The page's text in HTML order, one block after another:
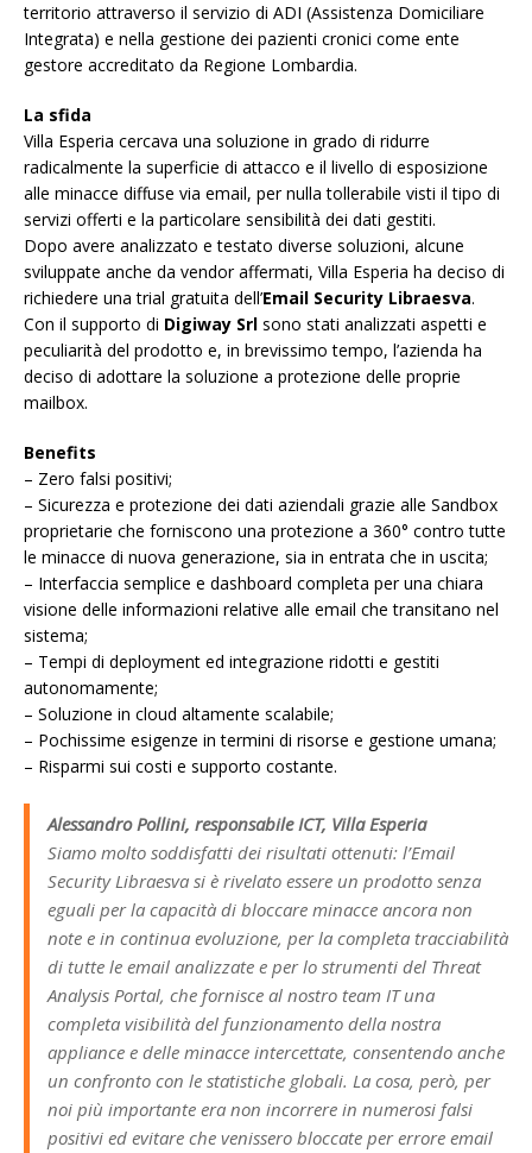
territorio attraverso il servizio di ADI (Assistenza Domiciliare
Integrata) e nella gestione dei pazienti cronici come ente
gestore accreditato da Regione Lombardia.
La sfida
Villa Esperia cercava una soluzione in grado di ridurre
radicalmente la superficie di attacco e il livello di esposizione
alle minacce diffuse via email, per nulla tollerabile visti il tipo di
servizi offerti e la particolare sensibilità dei dati gestiti.
Dopo avere analizzato e testato diverse soluzioni, alcune
sviluppate anche da vendor affermati, Villa Esperia ha deciso di
richiedere una trial gratuita dell’Email Security Libraesva.
Con il supporto di Digiway Srl sono stati analizzati aspetti e
peculiarità del prodotto e, in brevissimo tempo, l’azienda ha
deciso di adottare la soluzione a protezione delle proprie
mailbox.
Benefits
– Zero falsi positivi;
– Sicurezza e protezione dei dati aziendali grazie alle Sandbox
proprietarie che forniscono una protezione a 360° contro tutte
le minacce di nuova generazione, sia in entrata che in uscita;
– Interfaccia semplice e dashboard completa per una chiara
visione delle informazioni relative alle email che transitano nel
sistema;
– Tempi di deployment ed integrazione ridotti e gestiti
autonomamente;
– Soluzione in cloud altamente scalabile;
– Pochissime esigenze in termini di risorse e gestione umana;
– Risparmi sui costi e supporto costante.
Alessandro Pollini, responsabile ICT, Villa Esperia
Siamo molto soddisfatti dei risultati ottenuti: l’Email
Security Libraesva si è rivelato essere un prodotto senza
eguali per la capacità di bloccare minacce ancora non
note e in continua evoluzione, per la completa tracciabilità
di tutte le email analizzate e per lo strumenti del Threat
Analysis Portal, che fornisce al nostro team IT una
completa visibilità del funzionamento della nostra
appliance e delle minacce intercettate, consentendo anche
un confronto con le statistiche globali. La cosa, però, per
noi più importante era non incorrere in numerosi falsi
positivi ed evitare che venissero bloccate per errore email